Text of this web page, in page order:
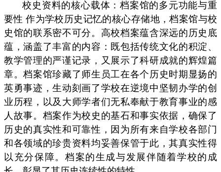
校史资料的核心载体：档案馆的多元功能与重
要性 作为学校历史记忆的核心存储地，档案馆与校
史馆的联系密不可分。高校档案蕴含深远的历史底
蕴，涵盖了丰富的内容：既包括传统文化的积淀、
教学管理的严谨记录，又展示了科研成就的辉煌篇
章。档案馆珍藏了师生员工在各个历史时期显扬的
英勇事迹，生动刻画了学校在逆境中坚韧办学的创
业历程，以及大师学者们无私奉献于教育事业的感
人故事。档案作为校史的基石和事实依据，确保了
历史的真实性和可靠性，因为所有来自学校各部门
和各领域的珍贵资料均妥善保管于此，其真实性得
以充分保障。档案的生成与发展伴随着学校的成